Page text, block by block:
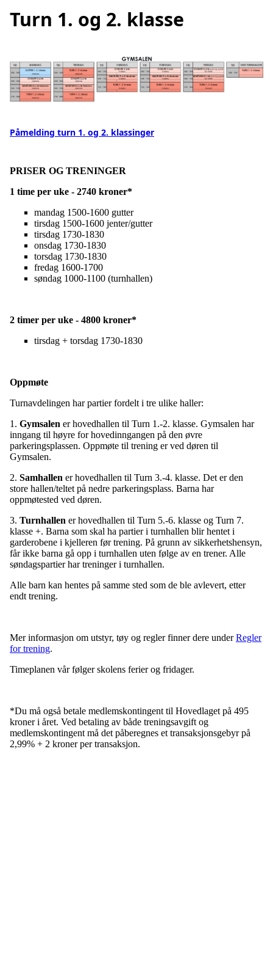
Turn 1. og 2. klasse
Påmelding turn 1. og 2. klassinger
PRISER OG TRENINGER
1 time per uke - 2740 kroner*
mandag 1500-1600 gutter
tirsdag 1500-1600 jenter/gutter
tirsdag 1730-1830
onsdag 1730-1830
torsdag 1730-1830
fredag 1600-1700
søndag 1000-1100 (turnhallen)
2 timer per uke - 4800 kroner*
tirsdag + torsdag 1730-1830
Oppmøte
Turnavdelingen har partier fordelt i tre ulike haller:
1. Gymsalen er hovedhallen til Turn 1.-2. klasse. Gymsalen har
inngang til høyre for hovedinngangen på den øvre
parkeringsplassen. Oppmøte til trening er ved døren til
Gymsalen.
2. Samhallen er hovedhallen til Turn 3.-4. klasse. Det er den
store hallen/teltet på nedre parkeringsplass. Barna har
oppmøtested ved døren.
3. Turnhallen er hovedhallen til Turn 5.-6. klasse og Turn 7.
klasse +. Barna som skal ha partier i turnhallen blir hentet i
garderobene i kjelleren før trening. På grunn av sikkerhetshensyn,
får ikke barna gå opp i turnhallen uten følge av en trener. Alle
søndagspartier har treninger i turnhallen.
Alle barn kan hentes på samme sted som de ble avlevert, etter
endt trening.
Mer informasjon om utstyr, tøy og regler finner dere underRegler
for trening.
Timeplanen vår følger skolens ferier og fridager.
*Du må også betale medlemskontingent til Hovedlaget på 495
kroner i året. Ved betaling av både treningsavgift og
medlemskontingent må det påberegnes et transaksjonsgebyr på
2,99% + 2 kroner per transaksjon.